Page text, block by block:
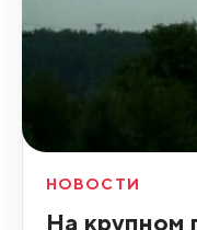
НОВОСТИ
На крупном